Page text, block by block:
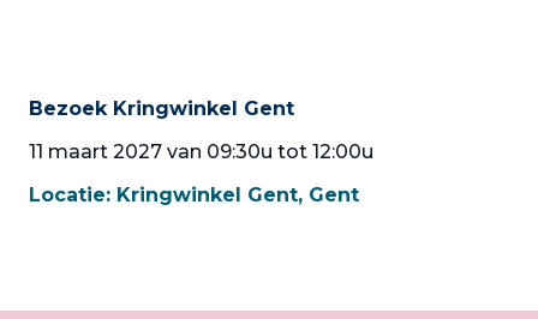
Bezoek Kringwinkel Gent
11 maart 2027 van 09:30u tot 12:00u
Locatie: Kringwinkel Gent, Gent